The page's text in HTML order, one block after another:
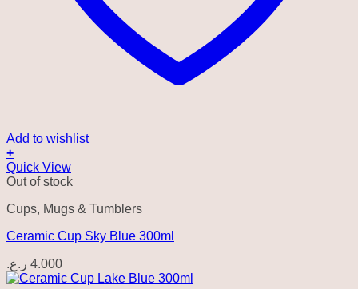
Add to wishlist
+
Quick View
Out of stock
Cups, Mugs & Tumblers
Ceramic Cup Sky Blue 300ml
4.000 ر.ع.